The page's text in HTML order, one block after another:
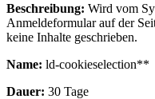
Beschreibung: Wird vom
Anmeldeformular auf der
keine Inhalte geschrieben.
Name: ld-cookieselection**
Dauer: 30 Tage